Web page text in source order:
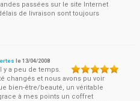
passées sur le site Internet
de livraison sont toujours
le13/04/2008
y a peu de temps.
changés et nous avons pu voir
bien-être/beauté, un véritable
à mes points un coffret